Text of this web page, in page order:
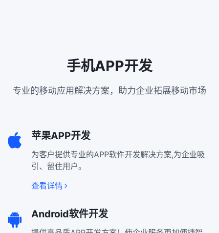
手机APP开发
专业的移动应用解决方案，助力企业拓展移动市场
苹果APP开发
为客户提供专业的APP软件开发解决方案,为企业吸
引、留住用户。
查看详情
Android软件开发